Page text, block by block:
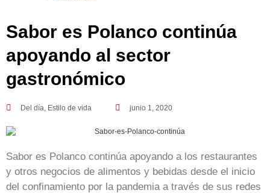
Sabor es Polanco continúa
apoyando al sector
gastronómico
Del día, Estilo de vida junio 1, 2020
Sabor es Polanco continúa apoyando a los restaurantes
y otros negocios de alimentos y bebidas desde el inicio
del confinamiento por la pandemia a través de sus redes